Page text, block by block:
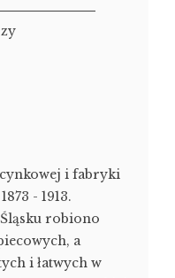
i fabryki
- 1913.
robiono
a
i łatwych w